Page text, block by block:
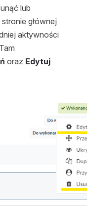
lub
głównej
aktywności
oraz Edytuj